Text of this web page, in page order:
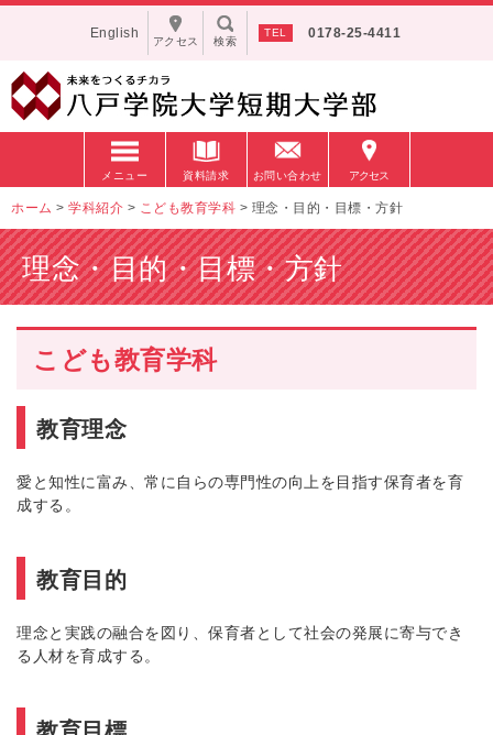
0178-25-4411
検索
English
アクセス
メニュー 資料請求 お問い合わせ アクセス
ホーム > 学科紹介 > こども教育学科 > 理念・目的・目標・方針
理念・目的・目標・方針
こども教育学科
教育理念
愛と知性に富み、常に自らの専門性の向上を目指す保育者を育
成する。
教育目的
理念と実践の融合を図り、保育者として社会の発展に寄与でき
る人材を育成する。